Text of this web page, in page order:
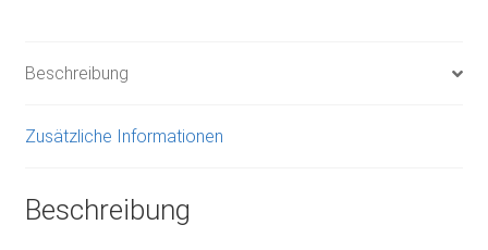
Beschreibung
Zusätzliche Informationen
Beschreibung